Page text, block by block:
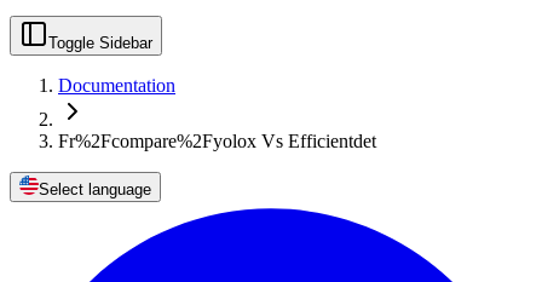
Toggle Sidebar
Documentation
Fr%2Fcompare%2Fyolox Vs Efficientdet
Select language